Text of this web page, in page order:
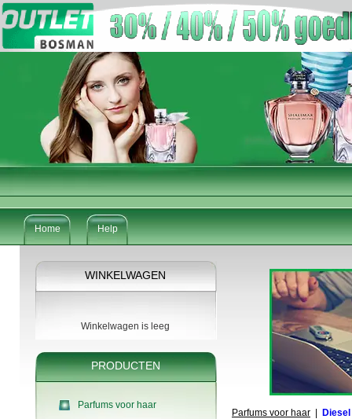
Home Help
WINKELWAGEN
Winkelwagen is leeg
PRODUCTEN
Parfums voor haar
Parfums voor haar Diesel